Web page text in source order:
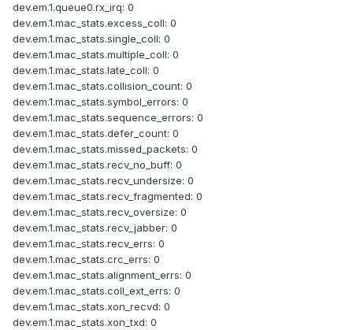
dev.em.1.queue0.rx_irq: 0
dev.em.1.mac_stats.excess_coll: 0
dev.em.1.mac_stats.single_coll: 0
dev.em.1.mac_stats.multiple_coll: 0
dev.em.1.mac_stats.late_coll: 0
dev.em.1.mac_stats.collision_count: 0
dev.em.1.mac_stats.symbol_errors: 0
dev.em.1.mac_stats.sequence_errors: 0
dev.em.1.mac_stats.defer_count: 0
dev.em.1.mac_stats.missed_packets: 0
dev.em.1.mac_stats.recv_no_buff: 0
dev.em.1.mac_stats.recv_undersize: 0
dev.em.1.mac_stats.recv_fragmented: 0
dev.em.1.mac_stats.recv_oversize: 0
dev.em.1.mac_stats.recv_jabber: 0
dev.em.1.mac_stats.recv_errs: 0
dev.em.1.mac_stats.crc_errs: 0
dev.em.1.mac_stats.alignment_errs: 0
dev.em.1.mac_stats.coll_ext_errs: 0
dev.em.1.mac_stats.xon_recvd: 0
dev.em.1.mac_stats.xon_txd: 0